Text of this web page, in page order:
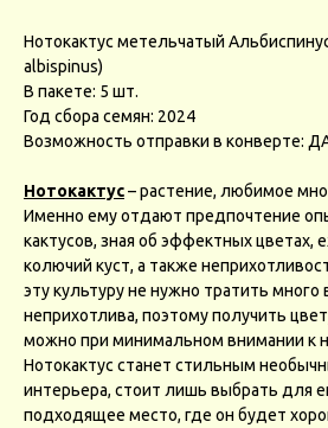
Нотокактус метельчатый
albispinus)
В пакете: 5 шт.
Год сбора семян: 2024
Возможность отправки в конверте:
Нотокактус– растение, любимое
Именно ему отдают предпочтение
кактусов, зная об эффектных
колючий куст, а также
эту культуру не нужно тратить много
неприхотлива, поэтому получить
можно при минимальном внимании к
Нотокактус станет стильным
интерьера, стоит лишь выбрать для
подходящее место, где он будет